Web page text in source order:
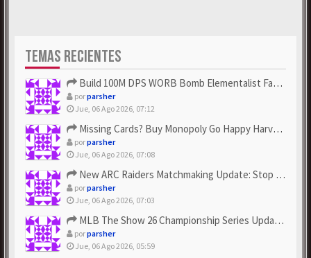
TEMAS RECIENTES
Build 100M DPS WORB Bomb Elementalist Fast - Grab POE Curren...
porparsher
Jue, 06 Ago 2026, 07:12
Missing Cards? Buy Monopoly Go Happy Harvest with Looney Tun...
porparsher
Jue, 06 Ago 2026, 07:08
New ARC Raiders Matchmaking Update: Stop Failed - Grab Bluep...
porparsher
Jue, 06 Ago 2026, 07:03
MLB The Show 26 Championship Series Update! Get Cheap & ...
porparsher
Jue, 06 Ago 2026, 05:59